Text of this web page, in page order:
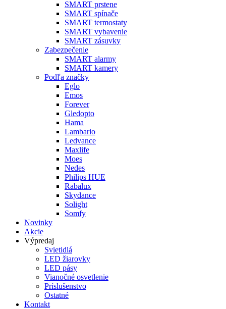
SMART prstene
SMART spínače
SMART termostaty
SMART vybavenie
SMART zásuvky
Zabezpečenie
SMART alarmy
SMART kamery
Podľa značky
Eglo
Emos
Forever
Gledopto
Hama
Lambario
Ledvance
Maxlife
Moes
Nedes
Philips HUE
Rabalux
Skydance
Solight
Somfy
Novinky
Akcie
Výpredaj
Svietidlá
LED žiarovky
LED pásy
Vianočné osvetlenie
Príslušenstvo
Ostatné
Kontakt